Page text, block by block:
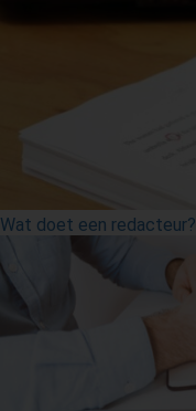
Wat doet een redacteur?